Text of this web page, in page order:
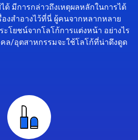
ด้ มีการกล่าวถึงเหตุผลหลักในการได้
งสำอางไว้ที่นี่ ผู้คนจากหลากหลาย
โยชน์จากโลโก้การแต่งหน้า อย่างไร
ล/อุตสาหกรรมจะใช้โลโก้ที่น่าดึงดูด